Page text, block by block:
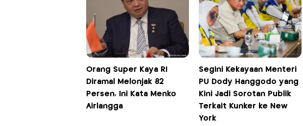
Orang Super Kaya RI
Diramal Melonjak 82
Persen, Ini Kata Menko
Airlangga
Segini Kekayaan Menteri
PU Dody Hanggodo yang
Kini Jadi Sorotan Publik
Terkait Kunker ke New
York